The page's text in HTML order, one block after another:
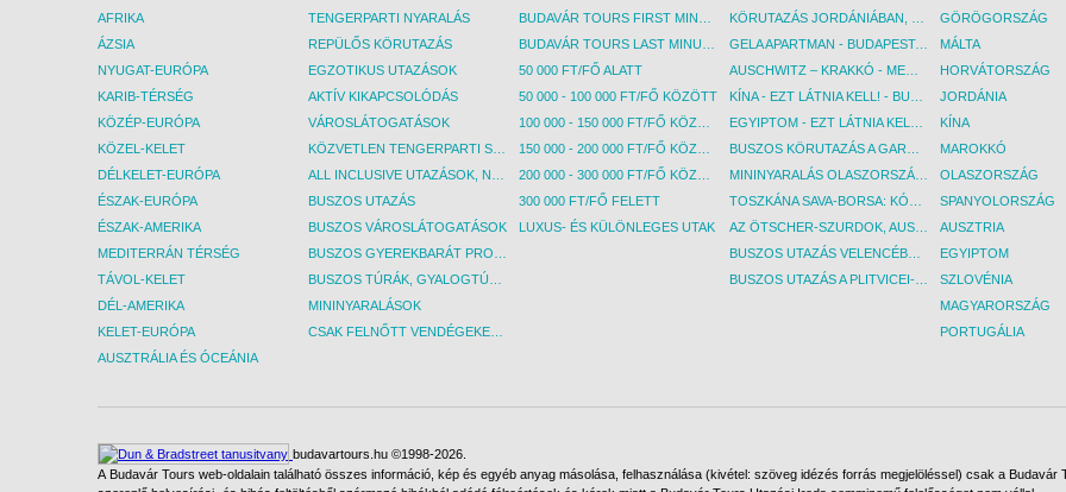
AFRIKA
ÁZSIA
NYUGAT-EURÓPA
KARIB-TÉRSÉG
KÖZÉP-EURÓPA
KÖZEL-KELET
DÉLKELET-EURÓPA
ÉSZAK-EURÓPA
ÉSZAK-AMERIKA
MEDITERRÁN TÉRSÉG
TÁVOL-KELET
DÉL-AMERIKA
KELET-EURÓPA
AUSZTRÁLIA ÉS ÓCEÁNIA
TENGERPARTI NYARALÁS
REPÜLŐS KÖRUTAZÁS
EGZOTIKUS UTAZÁSOK
AKTÍV KIKAPCSOLÓDÁS
VÁROSLÁTOGATÁSOK
BUSZOS UTAZÁS
BUSZOS VÁROSLÁTOGATÁSOK
MININYARALÁSOK
50 000 FT/FŐ ALATT
50 000 - 100 000 FT/FŐ KÖZÖTT
300 000 FT/FŐ FELETT
LUXUS- ÉS KÜLÖNLEGES UTAK
GELA APARTMAN - BUDAPEST, REPÜLŐ
GÖRÖGORSZÁG
MÁLTA
HORVÁTORSZÁG
JORDÁNIA
KÍNA
MAROKKÓ
OLASZORSZÁG
SPANYOLORSZÁG
AUSZTRIA
EGYIPTOM
SZLOVÉNIA
MAGYARORSZÁG
PORTUGÁLIA
budavartours.hu ©1998-2026.
A Budavár Tours web-oldalain található összes információ, kép és egyéb anyag másolása, felhasználása (kivétel: szöveg idézés forrás megjelöléssel) csak a